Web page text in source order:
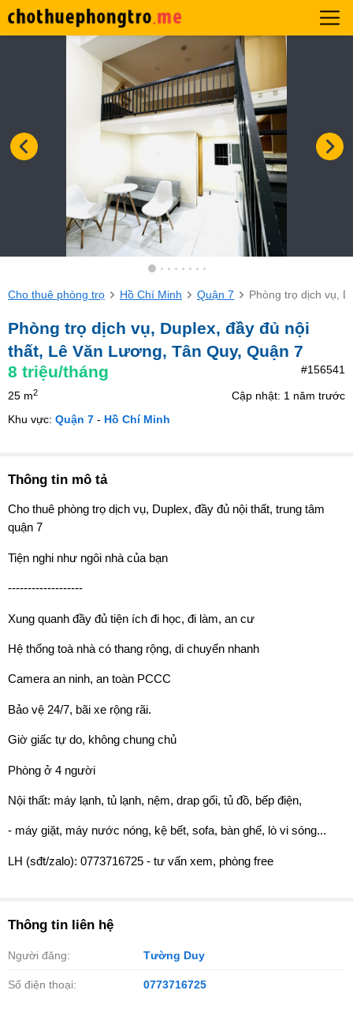
Cho thuê phòng trọ Hồ Chí Minh Quận 7 Phòng trọ dịch vụ,
Phòng trọ dịch vụ, Duplex, đầy đủ nội
thất, Lê Văn Lương, Tân Quy, Quận 7
8 triệu/tháng #156541
25 m2
Cập nhật: 1 năm trước
Khu vực: Quận 7 - Hồ Chí Minh
Thông tin mô tả
Cho thuê phòng trọ dịch vụ, Duplex, đầy đủ nội thất, trung tâm
quận 7
Tiện nghi như ngôi nhà của bạn
-------------------
Xung quanh đầy đủ tiện ích đi học, đi làm, an cư
Hệ thống toà nhà có thang rộng, di chuyển nhanh
Camera an ninh, an toàn PCCC
Bảo vệ 24/7, bãi xe rộng rãi.
Giờ giấc tự do, không chung chủ
Phòng ở 4 người
Nội thất: máy lạnh, tủ lạnh, nệm, drap gối, tủ đồ, bếp điện,
- máy giặt, máy nước nóng, kệ bết, sofa, bàn ghế, lò vi sóng...
LH (sđt/zalo): 0773716725 - tư vấn xem, phòng free
Thông tin liên hệ
Người đăng: Tường Duy
Số điện thoại: 0773716725